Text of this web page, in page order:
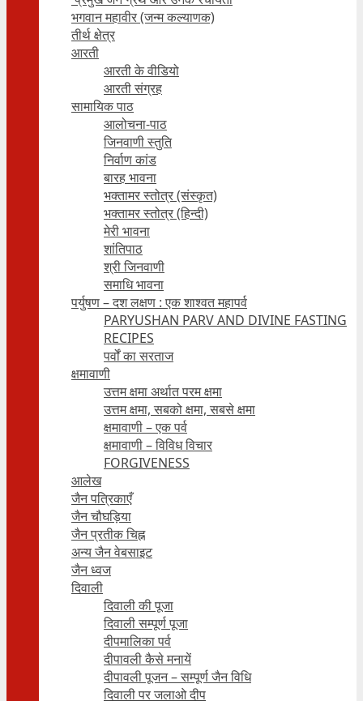
भगवान महावीर (जन्म कल्याणक)
तीर्थ क्षेत्र
आरती
आरती के वीडियो
आरती संग्रह
सामायिक पाठ
आलोचना-पाठ
जिनवाणी स्तुति
निर्वाण कांड
बारह भावना
भक्तामर स्तोत्र (संस्कृत)
भक्तामर स्तोत्र (हिन्दी)
मेरी भावना
शांतिपाठ
श्री जिनवाणी
समाधि भावना
पर्युषण – दश लक्षण : एक शाश्वत महापर्व
PARYUSHAN PARV AND DIVINE FASTING
RECIPES
पर्वों का सरताज
क्षमावाणी
उत्तम क्षमा अर्थात परम क्षमा
उत्तम क्षमा, सबको क्षमा, सबसे क्षमा
क्षमावाणी – एक पर्व
क्षमावाणी – विविध विचार
FORGIVENESS
आलेख
जैन पत्रिकाएँ
जैन चौघड़िया
जैन प्रतीक चिह्न
अन्य जैन वेबसाइट
जैन ध्वज
दिवाली
दिवाली की पूजा
दिवाली सम्पूर्ण पूजा
दीपमालिका पर्व
दीपावली कैसे मनायें
दीपावली पूजन – सम्पूर्ण जैन विधि
दिवाली पर जलाओ दीप